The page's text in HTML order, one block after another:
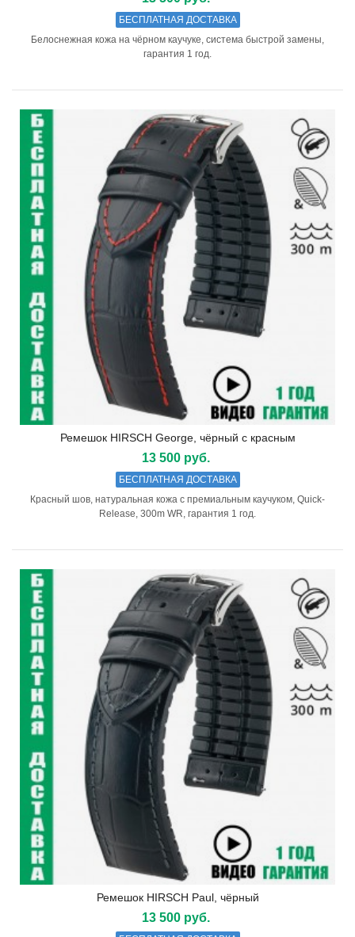
БЕСПЛАТНАЯ ДОСТАВКА
Белоснежная кожа на чёрном каучуке, система быстрой замены,
гарантия 1 год.
Ремешок HIRSCH George, чёрный с красным
13 500 руб.
БЕСПЛАТНАЯ ДОСТАВКА
Красный шов, натуральная кожа с премиальным каучуком, Quick-
Release, 300m WR, гарантия 1 год.
Ремешок HIRSCH Paul, чёрный
13 500 руб.